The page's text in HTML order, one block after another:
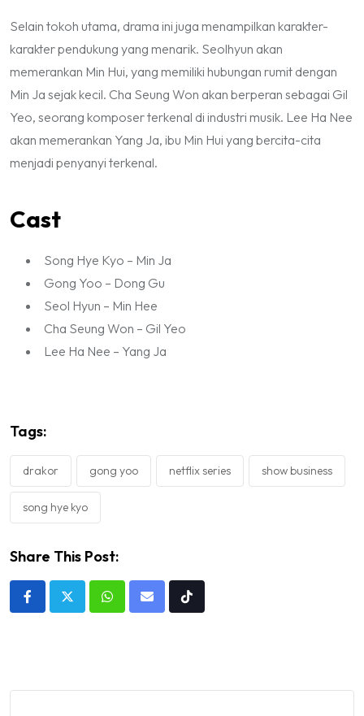
Selain tokoh utama, drama ini juga menampilkan karakter-
karakter pendukung yang menarik. Seolhyun akan
memerankan Min Hui, yang memiliki hubungan rumit dengan
Min Ja sejak kecil. Cha Seung Won akan berperan sebagai Gil
Yeo, seorang komposer terkenal di industri musik. Lee Ha Nee
akan memerankan Yang Ja, ibu Min Hui yang bercita-cita
menjadi penyanyi terkenal.
Cast
Song Hye Kyo – Min Ja
Gong Yoo – Dong Gu
Seol Hyun – Min Hee
Cha Seung Won – Gil Yeo
Lee Ha Nee – Yang Ja
Tags:
drakor gong yoo netflix series show business
song hye kyo
Share This Post:
Whatsapp
Share
Tiktok